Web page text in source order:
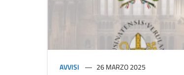
AVVISI 26 MARZO 2025